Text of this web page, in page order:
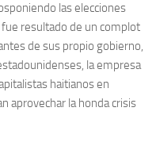
las elecciones
resultado de un complot
de sus propio gobierno,
la empresa
haitianos en
aprovechar la honda crisis